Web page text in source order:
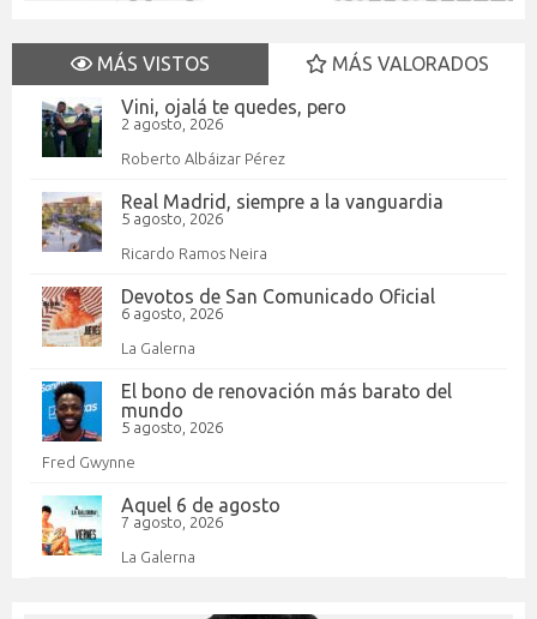
MÁS VISTOS
MÁS VALORADOS
Vini, ojalá te quedes, pero
2 agosto, 2026
Roberto Albáizar Pérez
Real Madrid, siempre a la vanguardia
5 agosto, 2026
Ricardo Ramos Neira
Devotos de San Comunicado Oficial
6 agosto, 2026
La Galerna
El bono de renovación más barato del
mundo
5 agosto, 2026
Fred Gwynne
Aquel 6 de agosto
7 agosto, 2026
La Galerna